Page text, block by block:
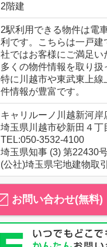
2階建
2駅利用できる物件は電
利です。こちらは一戸建
社ではお客様にご満足い
多くの物件情報を取り扱
特に川越市や東武東上線
件情報が豊富です。
キャリルーノ川越新河岸
埼玉県川越市砂新田４丁
TEL:050-3532-4100
埼玉県知事 (3) 第22430
(公社)埼玉県宅地建物取
お問い合わせ(無料)